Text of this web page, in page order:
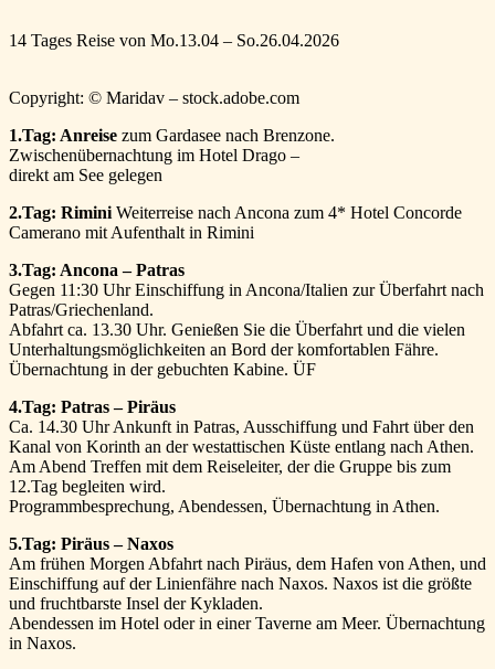
14 Tages Reise von Mo.13.04 – So.26.04.2026
Copyright: © Maridav – stock.adobe.com
1.Tag: Anreise zum Gardasee nach Brenzone.
Zwischenübernachtung im Hotel Drago –
direkt am See gelegen
2.Tag: Rimini Weiterreise nach Ancona zum 4* Hotel Concorde
Camerano mit Aufenthalt in Rimini
3.Tag: Ancona – Patras
Gegen 11:30 Uhr Einschiffung in Ancona/Italien zur Überfahrt nach
Patras/Griechenland.
Abfahrt ca. 13.30 Uhr. Genießen Sie die Überfahrt und die vielen
Unterhaltungsmöglichkeiten an Bord der komfortablen Fähre.
Übernachtung in der gebuchten Kabine. ÜF
4.Tag: Patras – Piräus
Ca. 14.30 Uhr Ankunft in Patras, Ausschiffung und Fahrt über den
Kanal von Korinth an der westattischen Küste entlang nach Athen.
Am Abend Treffen mit dem Reiseleiter, der die Gruppe bis zum
12.Tag begleiten wird.
Programmbesprechung, Abendessen, Übernachtung in Athen.
5.Tag: Piräus – Naxos
Am frühen Morgen Abfahrt nach Piräus, dem Hafen von Athen, und
Einschiffung auf der Linienfähre nach Naxos. Naxos ist die größte
und fruchtbarste Insel der Kykladen.
Abendessen im Hotel oder in einer Taverne am Meer. Übernachtung
in Naxos.